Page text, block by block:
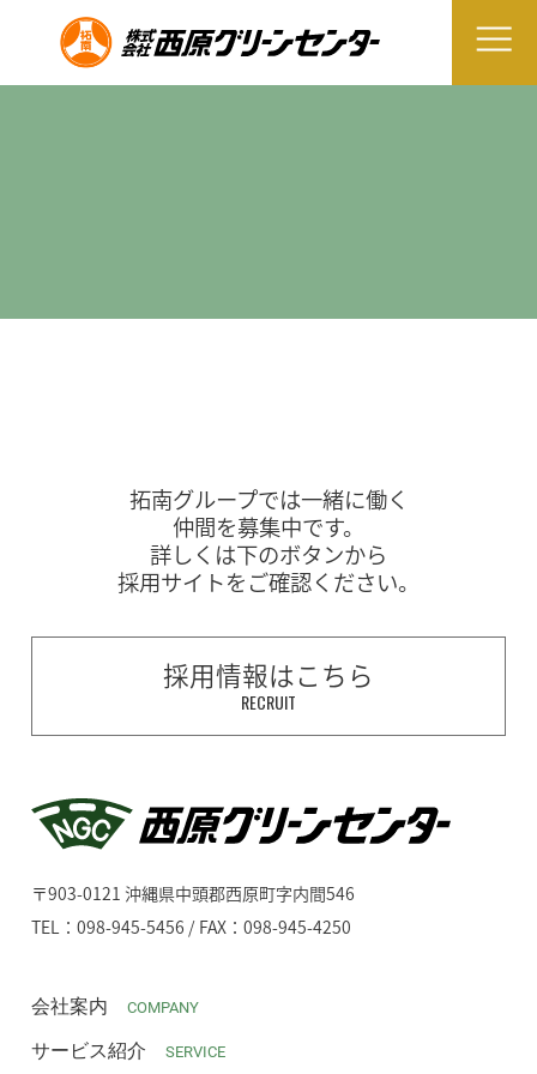
拓南グループでは一緒に働く
仲間を募集中です。
詳しくは下のボタンから
採用サイトをご確認ください。
採用情報はこちら
RECRUIT
〒903-0121 沖縄県中頭郡西原町字内間546
TEL：098-945-5456 / FAX：098-945-4250
会社案内 COMPANY
サービス紹介 SERVICE